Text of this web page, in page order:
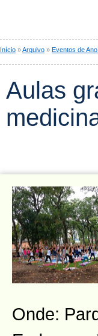
Início »Arquivo » Eventos de
Aulas
Onde: